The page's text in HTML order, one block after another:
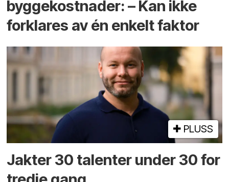
byggekostnader: – Kan ikke
forklares av én enkelt faktor
PLUSS
Jakter 30 talenter under 30 for